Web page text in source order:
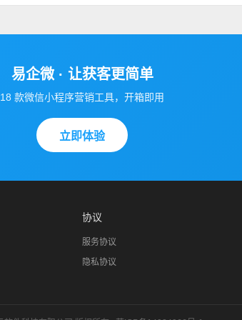
易企微 · 让获客更简单
18 款微信小程序营销工具，开箱即用
立即体验
协议
服务协议
隐私协议